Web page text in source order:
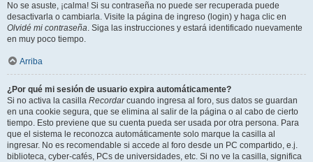
No se asuste, ¡calma! Si su contraseña no puede ser recuperada puede
desactivarla o cambiarla. Visite la página de ingreso (login) y haga clic en
Olvidé mi contraseña. Siga las instrucciones y estará identificado nuevamente
en muy poco tiempo.
Arriba
¿Por qué mi sesión de usuario expira automáticamente?
Si no activa la casilla Recordarcuando ingresa al foro, sus datos se guardan
en una cookie segura, que se elimina al salir de la página o al cabo de cierto
tiempo. Esto previene que su cuenta pueda ser usada por otra persona. Para
que el sistema le reconozca automáticamente solo marque la casilla al
ingresar. No es recomendable si accede al foro desde un PC compartido, e.j.
biblioteca, cyber-cafés, PCs de universidades, etc. Si no ve la casilla, significa